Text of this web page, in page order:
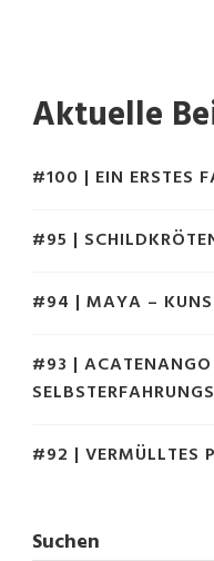
Aktuelle
#100 | EIN ERSTES
#95 |
#94 | MAYA –
#93 |
#92 | VERMÜLLTES
Suchen